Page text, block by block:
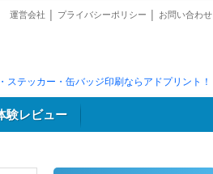
運営会社 プライバシーポリシー お問い合わせ
ステッカー・缶バッジ印刷ならアドプリント！
験レビュー